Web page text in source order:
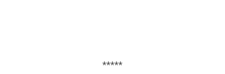
*****